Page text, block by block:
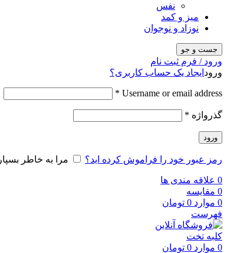
نفس
میز و کمد
نوزاد و نوجوان
جست و جو
ورود / فرم ثبت نام
ورود ایجاد یک حساب کاربری؟
Username or email address
*
گذرواژه *
ورود
رمز عبور خود را فراموش کرده اید؟ مرا به خاطر بسپار
0 علاقه مندی ها
0 مقایسه
0 موارد 0 تومان
فهرست
0 موارد 0 تومان